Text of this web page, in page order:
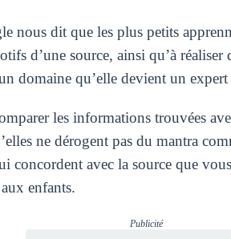
nous dit que les plus petits
d’une source, ainsi qu’à réaliser
domaine qu’elle devient un
les informations trouvées
ne dérogent pas du mantra
concordent avec la source que
enfants.
Publicité